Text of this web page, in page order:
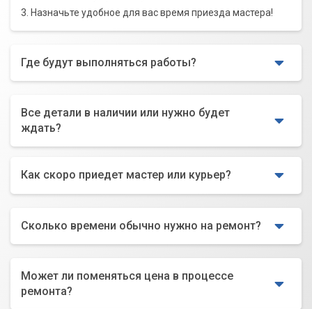
3. Назначьте удобное для вас время приезда мастера!
Где будут выполняться работы?
Все детали в наличии или нужно будет
ждать?
Как скоро приедет мастер или курьер?
Сколько времени обычно нужно на ремонт?
Может ли поменяться цена в процессе
ремонта?